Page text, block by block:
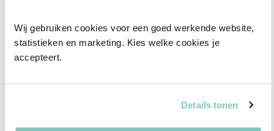
Wij gebruiken cookies voor een goed werkende website,
statistieken en marketing. Kies welke cookies je
accepteert.
Details tonen